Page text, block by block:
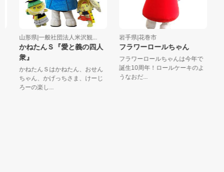
山形県|一般社団法人米沢観...
かねたんＳ『愛と義の四人
衆』
かねたんＳはかねたん、おせん
ちゃん、かげっちさま、けーじ
ろーの楽し...
岩手県|花巻市
フラワーロールちゃん
フラワーロールちゃんは今年で
誕生10周年！ロールケーキのよ
うなおだ...